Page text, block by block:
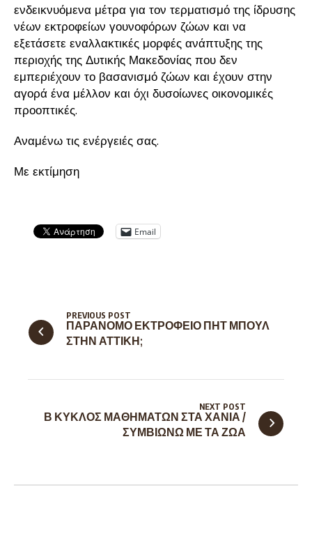
ενδεικνυόμενα μέτρα για τον τερματισμό της ίδρυσης
νέων εκτροφείων γουνοφόρων ζώων και να
εξετάσετε εναλλακτικές μορφές ανάπτυξης της
περιοχής της Δυτικής Μακεδονίας που δεν
εμπεριέχουν το βασανισμό ζώων και έχουν στην
αγορά ένα μέλλον και όχι δυσοίωνες οικονομικές
προοπτικές.
Αναμένω τις ενέργειές σας.
Με εκτίμηση
Email
ΠΑΡΑΝΟΜΟ ΕΚΤΡΟΦΕΙΟ ΠΗΤ ΜΠΟΥΛ
ΣΤΗΝ ΑΤΤΙΚΗ;
PREVIOUS POST
Β ΚΥΚΛΟΣ ΜΑΘΗΜΑΤΩΝ ΣΤΑ ΧΑΝΙΑ /
NEXT POST